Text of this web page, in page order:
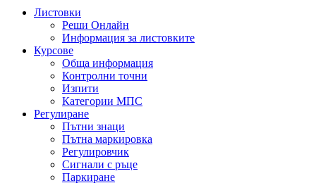
Листовки
Реши Онлайн
Информация за листовките
Курсове
Обща информация
Контролни точни
Изпити
Категории МПС
Регулиране
Пътни знаци
Пътна маркировка
Регулировчик
Сигнали с ръце
Паркиране